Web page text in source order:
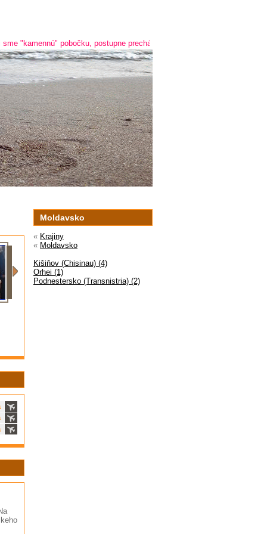
pobočku, postupne prechádzame na online predaj a predaj
Moldavsko
« Krajiny
« Moldavsko
Kišiňov (Chisinau) (4)
Orhei (1)
Podnestersko (Transnistria) (2)